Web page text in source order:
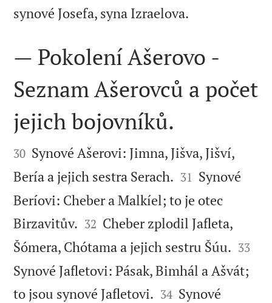
synové Josefa, syna Izraelova.

— Pokolení Ašerovo -
Seznam Ašerovců a počet
jejich bojovníků.

30 Synové Ašerovi: Jimna, Jišva, Jišví,
Bería a jejich sestra Serach. 

31 Synové
Beríovi: Cheber a Malkíel; to je otec
Birzavitův. 

32 Cheber zplodil Jafleta,
Šómera, Chótama a jejich sestru Šúu. 

33
Synové Jafletovi: Pásak, Bimhál a Ašvát;
to jsou synové Jafletovi. 

34 Synové